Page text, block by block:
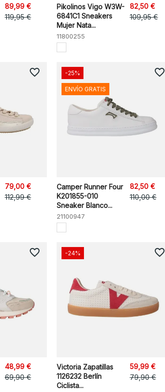
89,99 €
119,95 €
Pikolinos Vigo W3W-
6841C1 Sneakers
Mujer Nata...
11800255
82,50 €
109,95 €
79,00 €
112,99 €
favorite_border
Camper Runner Four
K201855-010
Sneaker Blanco...
21100947
82,50 €
110,00 €
-25%
ENVÍO GRATIS
favorite_border
48,99 €
69,90 €
favorite_border
Victoria Zapatillas
1126232 Berlín
Ciclista...
59,99 €
79,90 €
-24% favorite_border